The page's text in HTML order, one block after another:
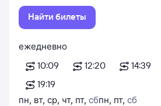
Найти билеты
ежедневно
10:09
12:20 14:39
19:19
пн, вт, ср, чт, пт, сбпн, пт, сб